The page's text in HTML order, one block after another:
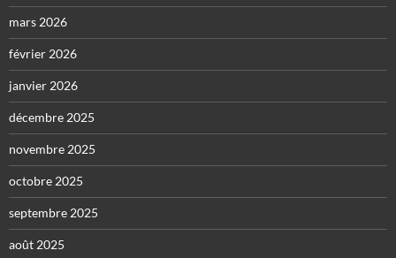
mars 2026
février 2026
janvier 2026
décembre 2025
novembre 2025
octobre 2025
septembre 2025
août 2025